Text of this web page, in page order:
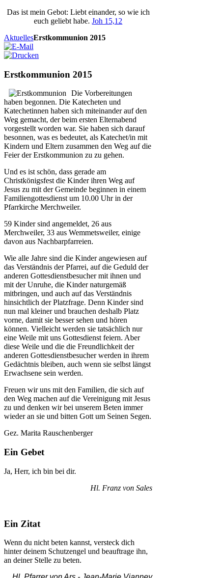
Das ist mein Gebot: Liebt einander, so wie ich
euch geliebt habe.Joh 15,12
AktuellesErstkommunion 2015
Erstkommunion 2015
Die Vorbereitungen
haben begonnen. Die Katecheten und
Katechetinnen haben sich miteinander auf den
Weg gemacht, der beim ersten Elternabend
vorgestellt worden war. Sie haben sich darauf
besonnen, was es bedeutet, als Katechet/in mit
Kindern und Eltern zusammen den Weg auf die
Feier der Erstkommunion zu zu gehen.
Und es ist schön, dass gerade am
Christkönigsfest die Kinder ihren Weg auf
Jesus zu mit der Gemeinde beginnen in einem
Familiengottesdienst um 10.00 Uhr in der
Pfarrkirche Merchweiler.
59 Kinder sind angemeldet, 26 aus
Merchweiler, 33 aus Wemmetsweiler, einige
davon aus Nachbarpfarreien.
Wie alle Jahre sind die Kinder angewiesen auf
das Verständnis der Pfarrei, auf die Geduld der
anderen Gottesdienstbesucher mit ihnen und
mit der Unruhe, die Kinder naturgemäß
mitbringen, und auch auf das Verständnis
hinsichtlich der Platzfrage. Denn Kinder sind
nun mal kleiner und brauchen deshalb Platz
vorne, damit sie besser sehen und hören
können. Vielleicht werden sie tatsächlich nur
eine Weile mit uns Gottesdienst feiern. Aber
diese Weile und die die Freundlichkeit der
anderen Gottesdienstbesucher werden in ihrem
Gedächtnis bleiben, auch wenn sie selbst längst
Erwachsene sein werden.
Freuen wir uns mit den Familien, die sich auf
den Weg machen auf die Vereinigung mit Jesus
zu und denken wir bei unserem Beten immer
wieder an sie und bitten Gott um Seinen Segen.
Gez. Marita Rauschenberger
Ein Gebet
Ja, Herr, ich bin bei dir.
Hl. Franz von Sales
Ein Zitat
Wenn du nicht beten kannst, versteck dich
hinter deinem Schutzengel und beauftrage ihn,
an deiner Stelle zu beten.